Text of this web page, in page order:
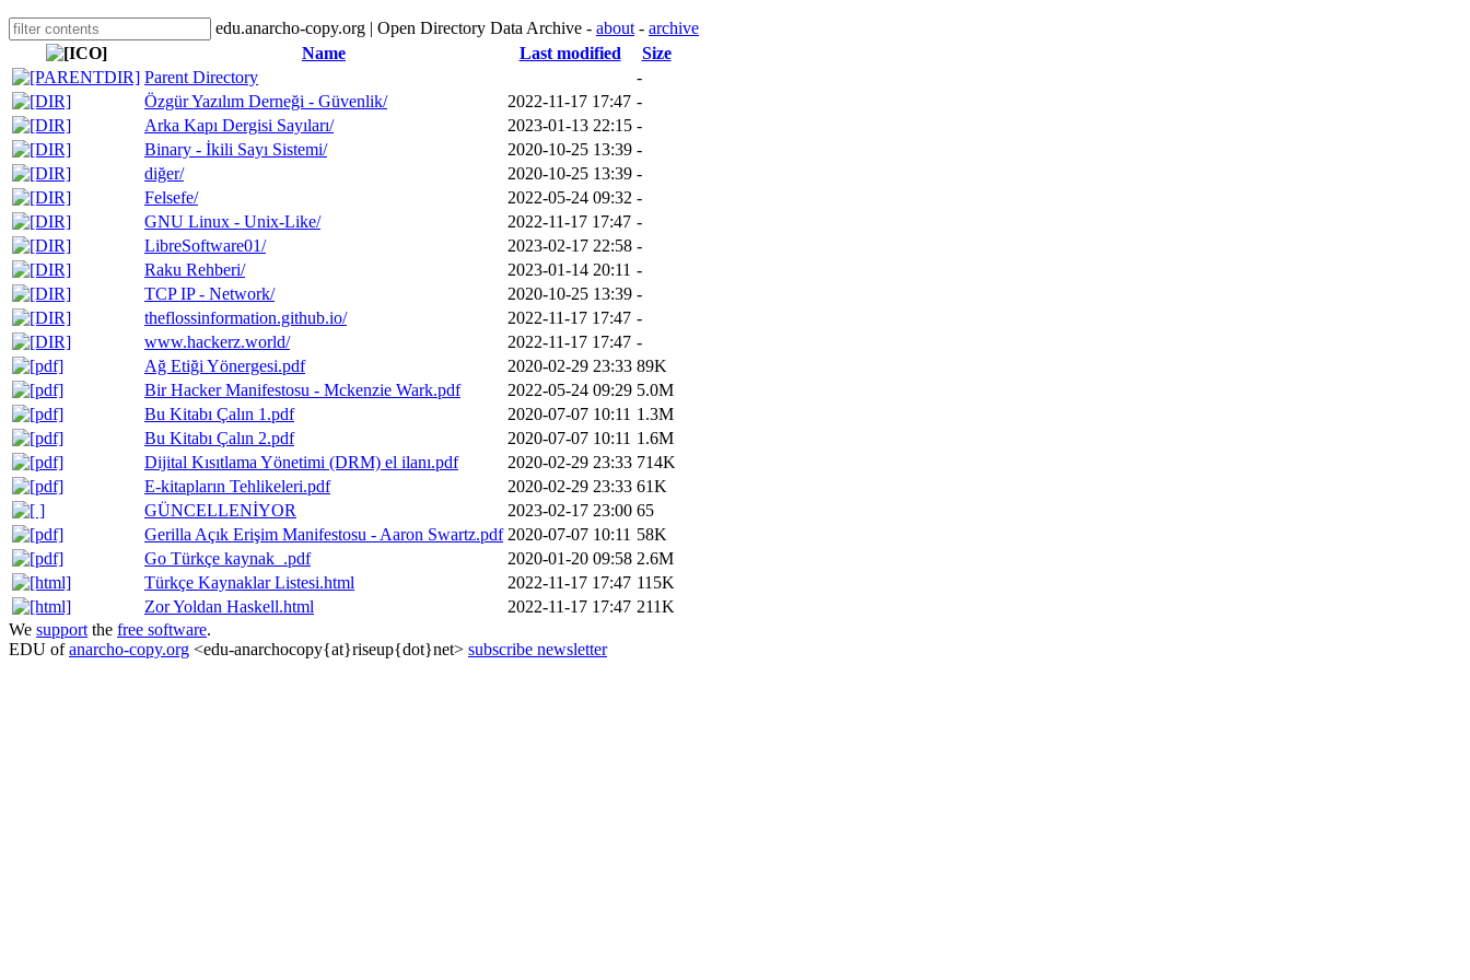
edu.anarcho-copy.org | Open Directory Data Archive - about - archive
Name
Last modified
Size
Parent Directory
-
Özgür Yazılım Derneği - Güvenlik/
2022-11-17 17:47 -
Arka Kapı Dergisi Sayıları/
2023-01-13 22:15 -
Binary - İkili Sayı Sistemi/
2020-10-25 13:39 -
diğer/
2020-10-25 13:39 -
Felsefe/
2022-05-24 09:32 -
GNU Linux - Unix-Like/
2022-11-17 17:47 -
LibreSoftware01/
2023-02-17 22:58 -
Raku Rehberi/
2023-01-14 20:11 -
TCP IP - Network/
2020-10-25 13:39 -
theflossinformation.github.io/
2022-11-17 17:47 -
www.hackerz.world/
2022-11-17 17:47 -
Ağ Etiği Yönergesi.pdf
2020-02-29 23:33 89K
Bir Hacker Manifestosu - Mckenzie Wark.pdf
2022-05-24 09:29 5.0M
Bu Kitabı Çalın 1.pdf
2020-07-07 10:11 1.3M
Bu Kitabı Çalın 2.pdf
2020-07-07 10:11 1.6M
Dijital Kısıtlama Yönetimi (DRM) el ilanı.pdf
2020-02-29 23:33 714K
E-kitapların Tehlikeleri.pdf
2020-02-29 23:33 61K
GÜNCELLENİYOR
2023-02-17 23:00 65
Gerilla Açık Erişim Manifestosu - Aaron Swartz.pdf 2020-07-07 10:11 58K
Go Türkçe kaynak_.pdf
2020-01-20 09:58 2.6M
Türkçe Kaynaklar Listesi.html
2022-11-17 17:47 115K
Zor Yoldan Haskell.html
2022-11-17 17:47 211K
We support the free software.
EDU ofanarcho-copy.org <edu-anarchocopy{at}riseup{dot}net> subscribe newsletter